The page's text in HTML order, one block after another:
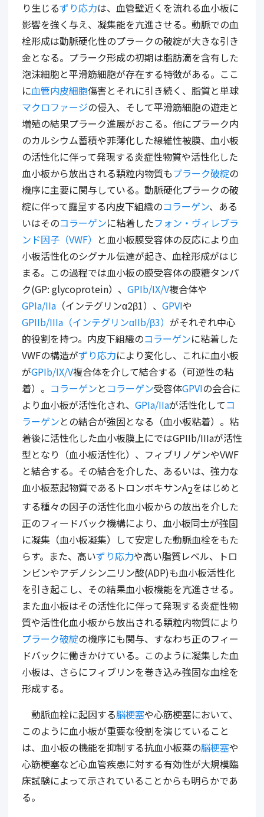
り生じるずり応力は、血管壁近くを流れる血小板に
影響を強く与え、凝集能を亢進させる。動脈での血
栓形成は動脈硬化性のプラークの破綻が大きな引き
金となる。プラーク形成の初期は脂肪滴を含有した
泡沫細胞と平滑筋細胞が存在する特徴がある。ここ
に血管内皮細胞傷害とそれに引き続く、脂質と単球
マクロファージの侵入、そして平滑筋細胞の遊走と
増殖の結果プラーク進展がおこる。他にプラーク内
のカルシウム蓄積や菲薄化した線維性被膜、血小板
の活性化に伴って発現する炎症性物質や活性化した
血小板から放出される顆粒内物質もプラーク破綻の
機序に主要に関与している。動脈硬化プラークの破
綻に伴って露呈する内皮下組織のコラーゲン、ある
いはそのコラーゲンに粘着したフォン・ヴィレブラ
ンド因子（VWF） と血小板膜受容体の反応により血
小板活性化のシグナル伝達が起き、血栓形成がはじ
まる。この過程では血小板の膜受容体の膜糖タンパ
ク(GP: glycoprotein）、 GPIb/IX/V複合体や
GPIa/IIa（インテグリンα2β1）、 GPVIや
GPIIb/IIIa（インテグリンαIIb/β3） がそれぞれ中心
的役割を持つ。内皮下組織のコラーゲンに粘着した
VWFの構造がずり応力により変化し、これに血小板
がGPIb/IX/V複合体を介して結合する（可逆性の粘
着）。 コラーゲンと コラーゲン受容体GPVIの会合に
より血小板が活性化され、 GPIa/IIaが活性化してコ
ラーゲンとの結合が強固となる（血小板粘着）。粘
着後に活性化した血小板膜上にではGPIIb/IIIaが活性
型となり（血小板活性化）、フィブリノゲンやVWF
と結合する。その結合を介した、あるいは、強力な
血小板惹起物質であるトロンボキサンA2をはじめと
する種々の因子の活性化血小板からの放出を介した
正のフィードバック機構により、血小板同士が強固
に凝集（血小板凝集）して安定した動脈血栓をもた
らす。また、高いずり応力や高い脂質レベル、トロ
ンビンやアデノシン二リン酸(ADP)も血小板活性化
を引き起こし、その結果血小板機能を亢進させる。
また血小板はその活性化に伴って発現する炎症性物
質や活性化血小板から放出される顆粒内物質により
プラーク破綻の機序にも関与、すなわち正のフィー
ドバックに働きかけている。このように凝集した血
小板は、さらにフィブリンを巻き込み強固な血栓を
形成する。
動脈血栓に起因する脳梗塞や心筋梗塞において、
このように血小板が重要な役割を演じていること
は、血小板の機能を抑制する抗血小板薬の脳梗塞や
心筋梗塞など心血管疾患に対する有効性が大規模臨
床試験によって示されていることからも明らかであ
る。